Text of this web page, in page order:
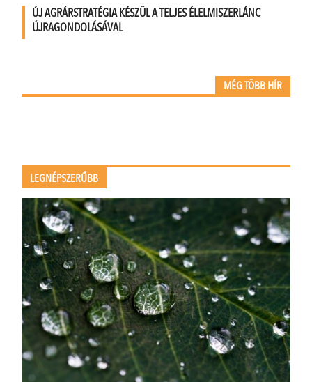
ÚJ AGRÁRSTRATÉGIA KÉSZÜL A TELJES ÉLELMISZERLÁNC
ÚJRAGONDOLÁSÁVAL
MÉG TÖBB HÍR
LEGNÉPSZERŰBB